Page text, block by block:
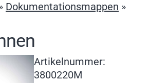
Dokumentationsmappen »
Artikelnummer:
3800220M